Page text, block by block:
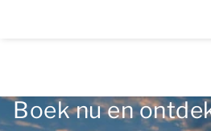
Boek nu en